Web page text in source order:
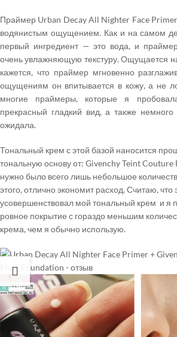
Праймер Urban Decay All Nighter Face Primer
водянистым ощущением. Как и на самом
первый ингредиент — это вода, и
очень увлажняющую текстуру. Ощущается
кажется, что праймер мгновенно
ощущениям он впитывается в кожу, а не
многие праймеры, которые я
прекрасный гладкий вид, а также немного
ожидала.
Тональный крем с этой базой наносится
тональную основу от: Givenchy Teint
нужно было всего лишь небольшое
этого, отлично экономит расход. Считаю, что
усовершенствовал мой тональный крем и я
ровное покрытие с гораздо меньшим
крема, чем я обычно использую.